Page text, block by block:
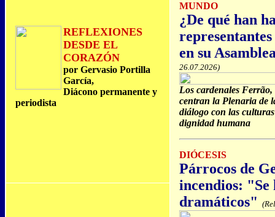
MUNDO
¿De qué han
en su
26.07.2026)
Los cardenales
centran la Plenaria de
diálogo con las
dignidad humana
DIÓCESIS
Párrocos de
incendios: "Se
dramáticos"
REFLEXIONES
DESDE EL
CORAZÓN
por Gervasio Portilla
García,
Diácono permanente y
periodista